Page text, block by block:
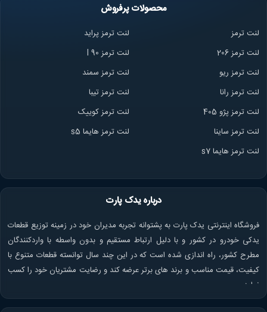
محصولات پرفروش
لنت ترمز
لنت ترمز پراید
لنت ترمز 206
لنت ترمز l 90
لنت ترمز ریو
لنت ترمز سمند
لنت ترمز رانا
لنت ترمز تیبا
لنت ترمز پژو 405
لنت ترمز کوییک
لنت ترمز ساینا
لنت ترمز هایما s5
لنت ترمز هایما s7
درباره یدک پارت
فروشگاه اینترنتی یدک پارت به پشتوانه تجربه مدیران خود در زمینه توزیع قطعات
یدکی خودرو در کشور و با دلیل ارتباط مستقیم و بدون واسطه با واردکنندگان
مطرح کشور، راه اندازی شده است که در این چند سال توانسته قطعات متنوع با
کیفیت، قیمت مناسب و برند های برتر عرضه کند و رضایت مشتریان خود را کسب
نماید.